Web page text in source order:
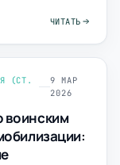
ЧИТАТЬ
(СТ.
9 МАР
2026
воинским